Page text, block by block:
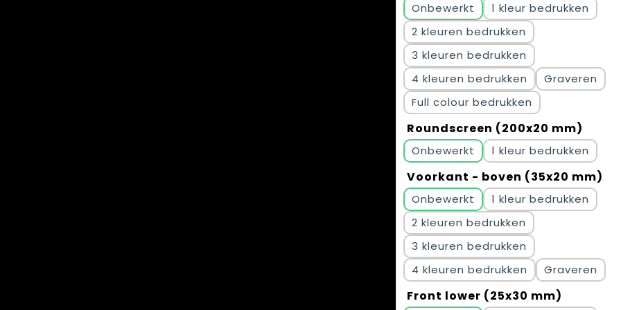
Onbewerkt
1
2
3
4
Graveren
Full colour
Roundscreen (200x20 mm)
Onbewerkt 1
Voorkant - boven (35x20 mm)
Onbewerkt
1
2
3
4
Graveren
Front lower (25x30 mm)